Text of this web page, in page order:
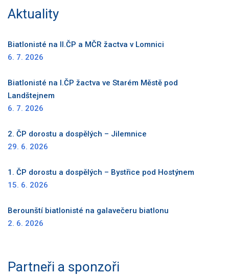
Aktuality
Biatlonisté na II.ČP a MČR žactva v Lomnici
6. 7. 2026
Biatlonisté na I.ČP žactva ve Starém Městě pod
Landštejnem
6. 7. 2026
2. ČP dorostu a dospělých – Jilemnice
29. 6. 2026
1. ČP dorostu a dospělých – Bystřice pod Hostýnem
15. 6. 2026
Berounští biatlonisté na galavečeru biatlonu
2. 6. 2026
Partneři a sponzoři